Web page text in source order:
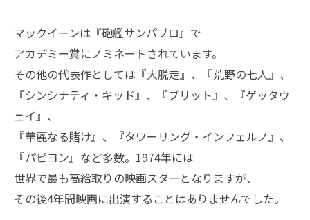
マックイーンは『砲艦サンパブロ』で
アカデミー賞にノミネートされています。
その他の代表作としては『大脱走』、『荒野の七人』、
『シンシナティ・キッド』、『ブリット』、『ゲッタウ
ェイ』、
『華麗なる賭け』、『タワーリング・インフェルノ』、
『パピヨン』など多数。1974年には
世界で最も高給取りの映画スターとなりますが、
その後4年間映画に出演することはありませんでした。